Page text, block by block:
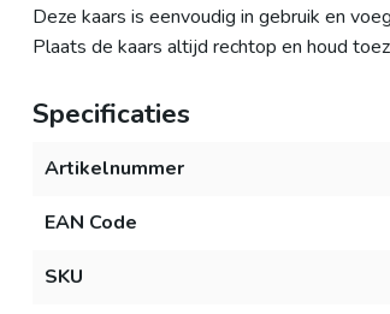
Deze kaars is eenvoudig in gebruik en
Plaats de kaars altijd rechtop en houd
Specificaties
Artikelnummer
EAN Code
SKU